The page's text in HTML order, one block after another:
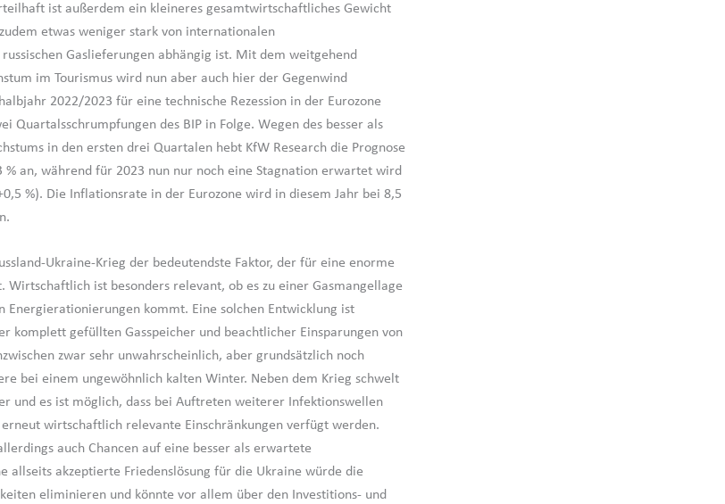
ist außerdem ein kleineres gesamtwirtschaftliches Gewicht
etwas weniger stark von internationalen
Gaslieferungen abhängig ist. Mit dem weitgehend
im Tourismus wird nun aber auch hier der Gegenwind
2022/2023 für eine technische Rezession in der Eurozone
Quartalsschrumpfungen des BIP in Folge. Wegen des besser als
in den ersten drei Quartalen hebt KfW Research die Prognose
an, während für 2023 nun nur noch eine Stagnation erwartet wird
%). Die Inflationsrate in der Eurozone wird in diesem Jahr bei 8,5
Ukraine-Krieg der bedeutendste Faktor, der für eine enorme
Wirtschaftlich ist besonders relevant, ob es zu einer Gasmangellage
Energierationierungen kommt. Eine solchen Entwicklung ist
komplett gefüllten Gasspeicher und beachtlicher Einsparungen von
zwar sehr unwahrscheinlich, aber grundsätzlich noch
bei einem ungewöhnlich kalten Winter. Neben dem Krieg schwelt
und es ist möglich, dass bei Auftreten weiterer Infektionswellen
wirtschaftlich relevante Einschränkungen verfügt werden.
auch Chancen auf eine besser als erwartete
allseits akzeptierte Friedenslösung für die Ukraine würde die
eliminieren und könnte vor allem über den Investitions- und